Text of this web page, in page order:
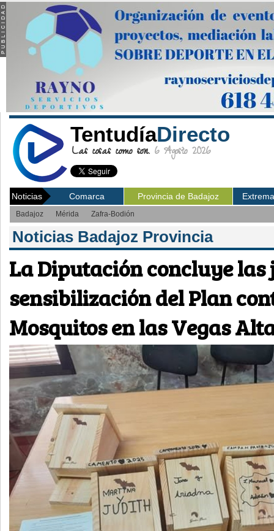
TentudíaDirecto
Las cosas como son. 6 Agosto 2026
Noticias Comarca Provincia de Badajoz
Badajoz Mérida Zafra-Bodión
Noticias Badajoz Provincia
La Diputación concluye las
sensibilización del Plan
Mosquitos en las Vegas